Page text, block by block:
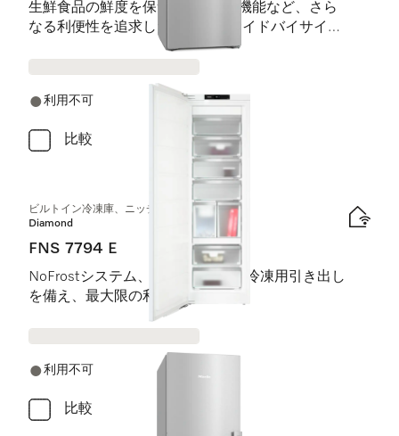
生鮮食品の鮮度を保つDailyFresh機能など、さら
なる利便性を追求した理想的なサイドバイサイド
利用不可
比較
ビルトイン冷凍庫、ニッチ高さ178 cm
Diamond
FNS 7794 E
NoFrostシステム、8つのレール付冷凍用引き出し
を備え、最大限の利便性を実現。
利用不可
比較